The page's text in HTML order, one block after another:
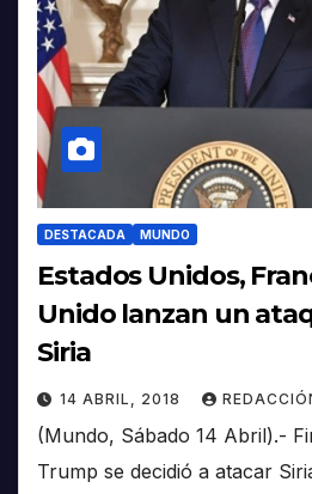
DESTACADA MUNDO
Estados Unidos,
Unido lanzan un
Siria
14 ABRIL, 2018
(Mundo, Sábado 14 Abril).-
Trump se decidió a atacar